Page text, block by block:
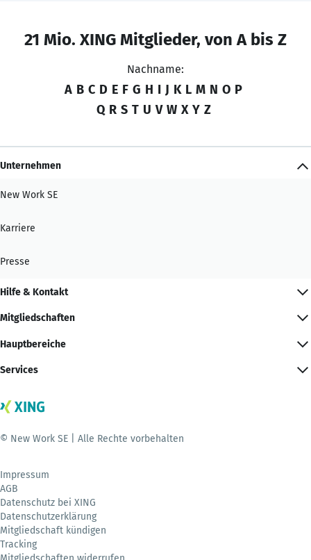
21 Mio. XING Mitglieder, von A bis Z
Nachname:
A B C D E F G H I J K L M N O P
Q R S T U V W X Y Z
Unternehmen
New Work SE
Karriere
Presse
Hilfe & Kontakt
Mitgliedschaften
Hauptbereiche
Services
© New Work SE | Alle Rechte vorbehalten
Impressum
AGB
Datenschutz bei XING
Datenschutzerklärung
Mitgliedschaft kündigen
Tracking